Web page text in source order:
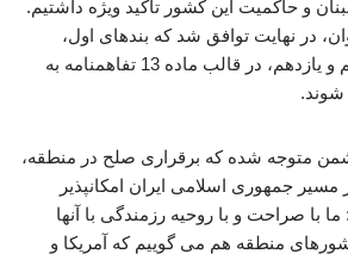
و حاکمیت این کشور تأکید ویژه داشتیم.
در نهایت توافق شد که بندهای اول،
سوم، چهارم، پنجم، دهم و یازدهم، در قالب ماده 13 تفاهمنامه به
شوند.
دشمن متوجه شده که برقراری صلح در منطقه،
مسیر جمهوری اسلامی ایران امکانپذیر
با صراحت و با روحیه رزمندگی با آنها
منطقه هم می گوییم که آمریکا و